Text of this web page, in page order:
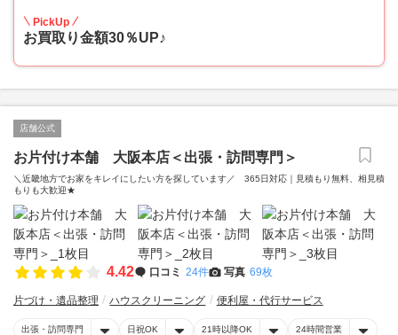
PickUp
お買取り金額30％UP♪
店舗公式
お片付け本舗 大阪本店＜出張・訪問専門＞
＼近畿地方でお家をキレイにしたい方を探しています／ 365日対応｜見積もり無料、相見積
もりも大歓迎★
4.42 口コミ 24件 写真 69枚
片づけ・遺品整理 ハウスクリーニング 便利屋・代行サービス
出張・訪問専門 日祝OK 21時以降OK 24時間営業